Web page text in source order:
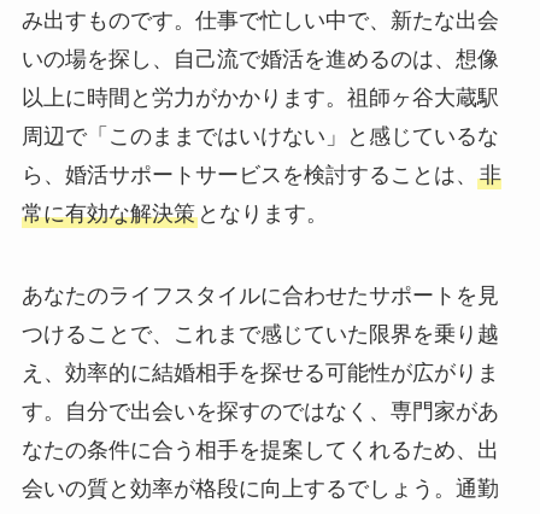
み出すものです。仕事で忙しい中で、新たな出会
いの場を探し、自己流で婚活を進めるのは、想像
以上に時間と労力がかかります。祖師ヶ谷大蔵駅
周辺で「このままではいけない」と感じているな
ら、婚活サポートサービスを検討することは、 非
常に有効な解決策となります。
あなたのライフスタイルに合わせたサポートを見
つけることで、これまで感じていた限界を乗り越
え、効率的に結婚相手を探せる可能性が広がりま
す。自分で出会いを探すのではなく、専門家があ
なたの条件に合う相手を提案してくれるため、出
会いの質と効率が格段に向上するでしょう。通勤